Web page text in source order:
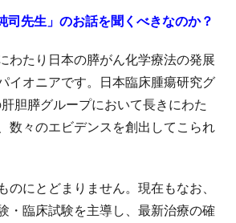
司先生」のお話を聞くべきなのか？
わたり日本の膵がん化学療法の発展
イオニアです。日本臨床腫瘍研究グ
胆膵グループにおいて長きにわた
数々のエビデンスを創出してこられ
のにとどまりません。現在もなお、
・臨床試験を主導し、最新治療の確